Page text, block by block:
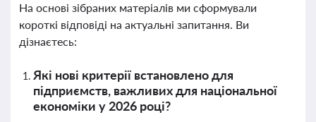
На основі зібраних матеріалів ми сформували
короткі відповіді на актуальні запитання. Ви
дізнаєтесь:
Які нові критерії встановлено для
підприємств, важливих для національної
економіки у 2026 році?